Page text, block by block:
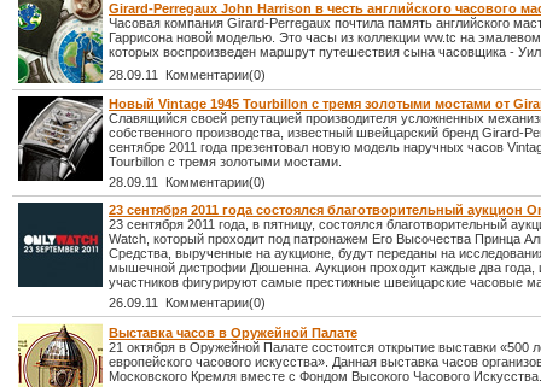
Girard-Perregaux John Harrison в честь английского часового
Часовая компания Girard-Perregaux почтила память английского
Гаррисона новой моделью. Это часы из коллекции ww.tc на
которых воспроизведен маршрут путешествия сына часовщика -
28.09.11 Комментарии(0)
Новый Vintage 1945 Tourbillon с тремя золотыми мостами от
Славящийся своей репутацией производителя усложненных
собственного производства, известный швейцарский бренд Girard-
сентябре 2011 года презентовал новую модель наручных часов
Tourbillon с тремя золотыми мостами.
28.09.11 Комментарии(0)
23 сентября 2011 года состоялся благотворительный аукцион
23 сентября 2011 года, в пятницу, состоялся благотворительный
Watch, который проходит под патронажем Его Высочества Принца
Средства, вырученные на аукционе, будут переданы на
мышечной дистрофии Дюшенна. Аукцион проходит каждые два года,
участников фигурируют самые престижные швейцарские часовые
26.09.11 Комментарии(0)
Выставка часов в Оружейной Палате
21 октября в Оружейной Палате состоится открытие выставки «500
европейского часового искусства». Данная выставка часов
Московского Кремля вместе с Фондом Высокого Часового Искусства.